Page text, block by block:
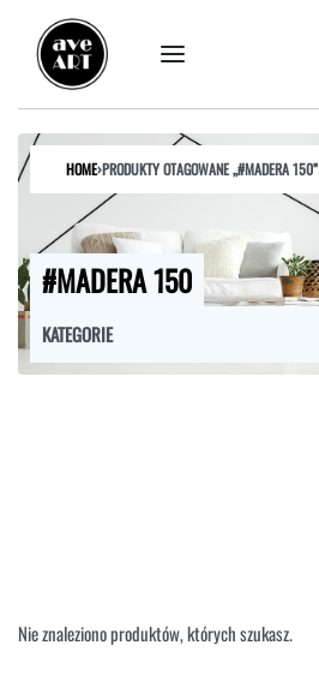
HOME›PRODUKTY OTAGOWANE „#MADERA 150”
#MADERA 150
KATEGORIE
SOFY
Nie znaleziono produktów, których szukasz.